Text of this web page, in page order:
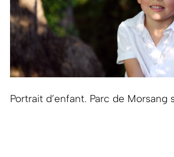
Portrait d’enfant. Parc de Morsang